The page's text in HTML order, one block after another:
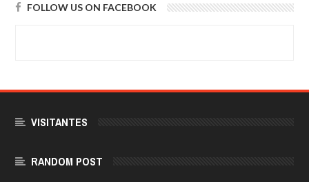
FOLLOW US ON FACEBOOK
VISITANTES
RANDOM POST